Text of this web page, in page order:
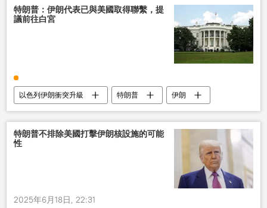
特朗普：伊朗代表已與美國取得聯繫，提
議前往白宮
以色列伊朗衝突升級 特朗普
伊朗
以色列
軍事
特朗普不排除美國打擊伊朗核設施的可能
性
2025年6月18日, 22:31